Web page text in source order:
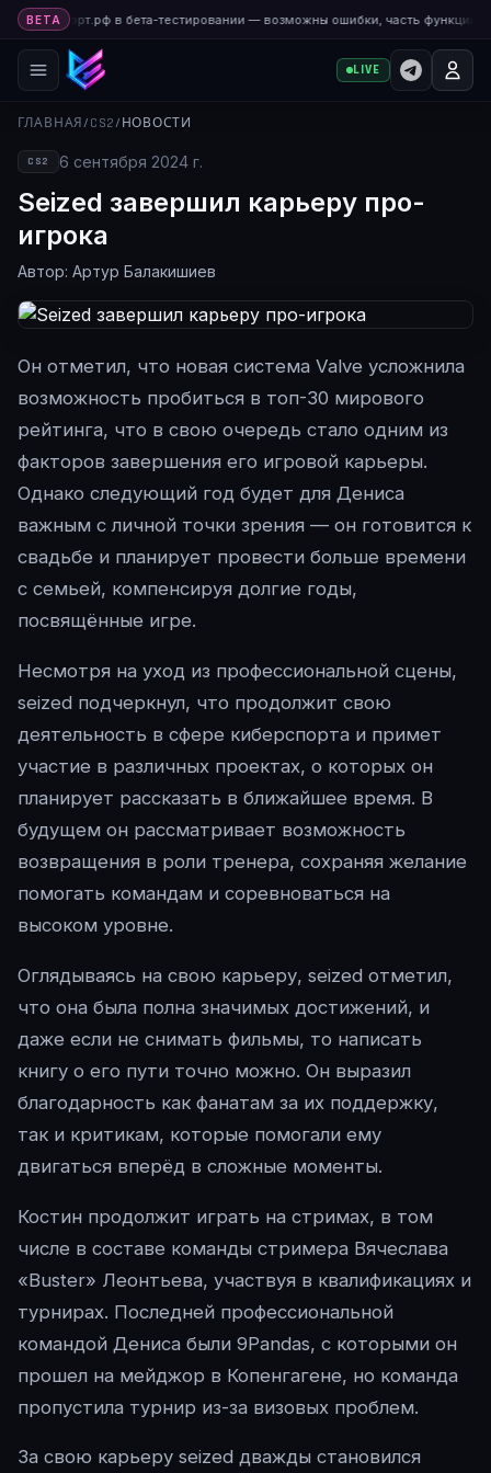
BETA
Киберспорт.рф в бета-тестировании — возможны ошибки, часть функций
LIVE
ГЛАВНАЯ/ CS2/ НОВОСТИ
CS2 6 сентября 2024 г.
Seized завершил карьеру про-
игрока
Автор: Артур Балакишиев
Он отметил, что новая система Valve усложнила
возможность пробиться в топ-30 мирового
рейтинга, что в свою очередь стало одним из
факторов завершения его игровой карьеры.
Однако следующий год будет для Дениса
важным с личной точки зрения — он готовится к
свадьбе и планирует провести больше времени
с семьей, компенсируя долгие годы,
посвящённые игре.
Несмотря на уход из профессиональной сцены,
seized подчеркнул, что продолжит свою
деятельность в сфере киберспорта и примет
участие в различных проектах, о которых он
планирует рассказать в ближайшее время. В
будущем он рассматривает возможность
возвращения в роли тренера, сохраняя желание
помогать командам и соревноваться на
высоком уровне.
Оглядываясь на свою карьеру, seized отметил,
что она была полна значимых достижений, и
даже если не снимать фильмы, то написать
книгу о его пути точно можно. Он выразил
благодарность как фанатам за их поддержку,
так и критикам, которые помогали ему
двигаться вперёд в сложные моменты.
Костин продолжит играть на стримах, в том
числе в составе команды стримера Вячеслава
«Buster» Леонтьева, участвуя в квалификациях и
турнирах. Последней профессиональной
командой Дениса были 9Pandas, с которыми он
прошел на мейджор в Копенгагене, но команда
пропустила турнир из-за визовых проблем.
За свою карьеру seized дважды становился